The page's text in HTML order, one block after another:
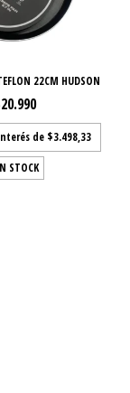
22CM HUDSON
de $3.498,33
STOCK